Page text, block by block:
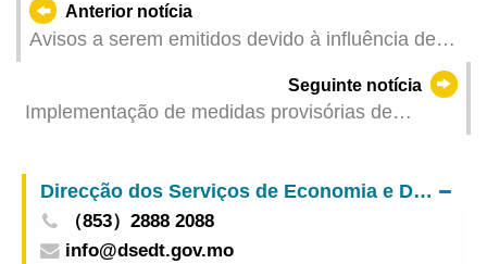
Anterior notícia
Avisos a serem emitidos devido à influência de
área de baixa pressão (Actualizado: 2025-07-04
Seguinte notícia
Implementação de medidas provisórias de
manutenção do viaduto da Avenida do
Comendador Ho Yin
Direcção dos Serviços de Economia e Desenvolvimento Tecnológico
（853）2888 2088
info@dsedt.gov.mo